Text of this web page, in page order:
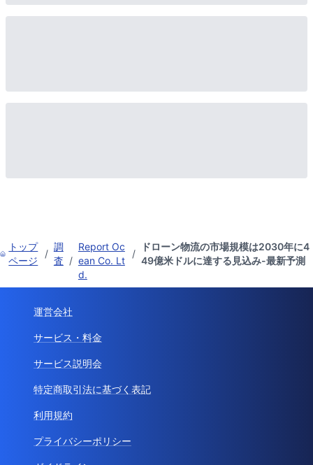
トップ
ページ
/
調
査 /
Report Oc
ean Co. Lt
d.
/
ドローン物流の市場規模は2030年に4
49億米ドルに達する見込み-最新予測
運営会社
サービス・料金
サービス説明会
特定商取引法に基づく表記
利用規約
プライバシーポリシー